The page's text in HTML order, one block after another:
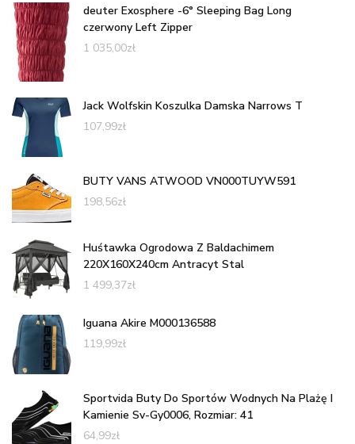
deuter Exosphere -6° Sleeping Bag Long
czerwony Left Zipper
1 035,00zł
Jack Wolfskin Koszulka Damska Narrows T
107,99zł
BUTY VANS ATWOOD VN000TUYW591
198,56zł
Huśtawka Ogrodowa Z Baldachimem
220X160X240cm Antracyt Stal
1 499,37zł
Iguana Akire M000136588
119,99zł
Sportvida Buty Do Sportów Wodnych Na Plażę I
Kamienie Sv-Gy0006, Rozmiar: 41
64,99zł